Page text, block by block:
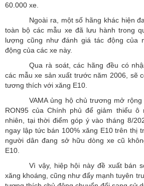
60.000 xe.
Ngoài ra, một số hãng khác hiện
toàn bộ các mẫu xe đã lưu hành trong
lượng cũng như đánh giá tác động của
động của các xe này.
Qua rà soát, các hãng đều có
các mẫu xe sản xuất trước năm 2006, sẽ
tương thích với xăng E10.
VAMA ủng hộ chủ trương mở
RON95 của Chính phủ để giảm thiểu ô
nhiên, tại thời điểm góp ý vào tháng 8/
ngay lập tức bán 100% xăng E10 trên thị
người dân đang sở hữu dòng xe cũ
E10.
Vì vậy, hiệp hội này đề xuất bán
xăng khoáng, cũng như đẩy mạnh tuyên